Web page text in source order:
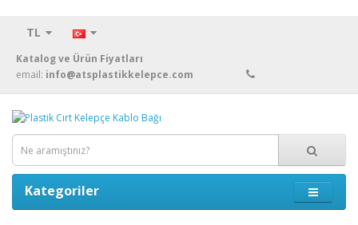
TL
Katalog ve Ürün Fiyatları
email: info@atsplastikkelepce.com
Kategoriler